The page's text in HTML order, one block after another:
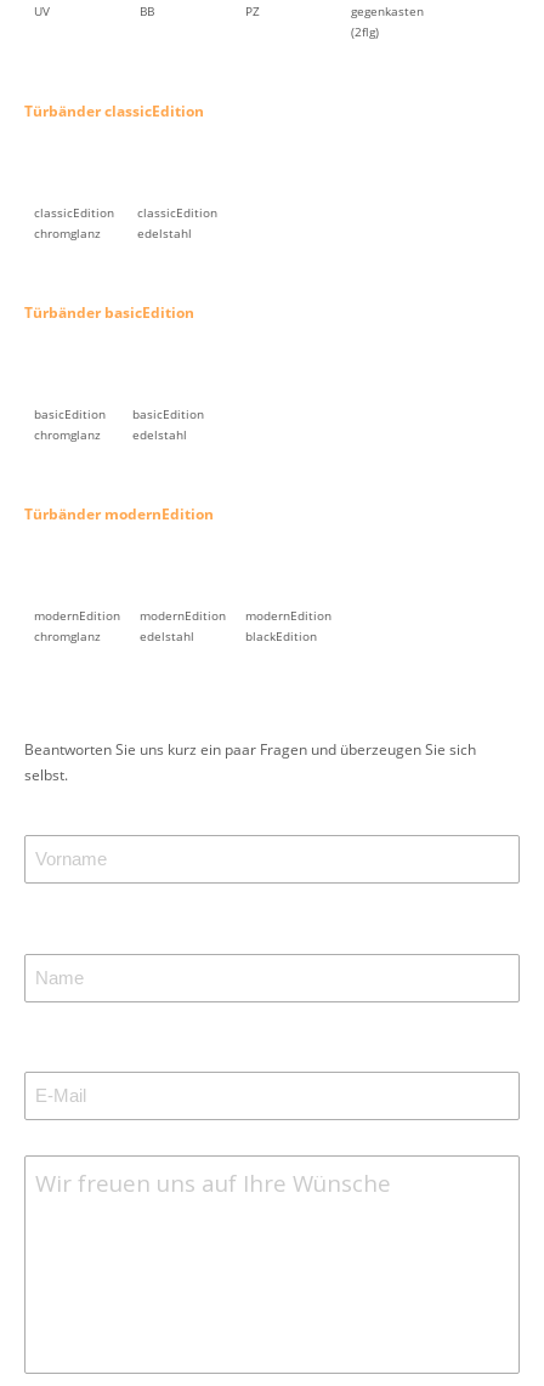
UV
BB
PZ
gegenkasten
(2flg)
Türbänder classicEdition
classicEdition
chromglanz
classicEdition
edelstahl
Türbänder basicEdition
basicEdition
chromglanz
basicEdition
edelstahl
Türbänder modernEdition
modernEdition
chromglanz
modernEdition
edelstahl
modernEdition
blackEdition
Beantworten Sie uns kurz ein paar Fragen und überzeugen Sie sich
selbst.